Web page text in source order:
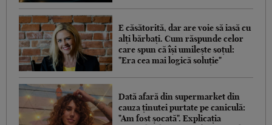
E căsătorită, dar are voie să iasă cu
alți bărbați. Cum răspunde celor
care spun că își umilește soțul:
"Era cea mai logică soluție"
Dată afară din supermarket din
cauza ținutei purtate pe caniculă:
"Am fost șocată". Explicația